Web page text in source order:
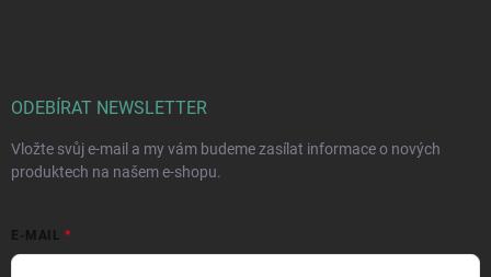
ODEBÍRAT NEWSLETTER
Vložte svůj e-mail a my vám budeme zasílat informace o nových
produktech na našem e-shopu.
E-MAIL